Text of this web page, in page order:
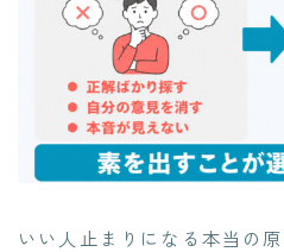
いい人止まりになる本当の